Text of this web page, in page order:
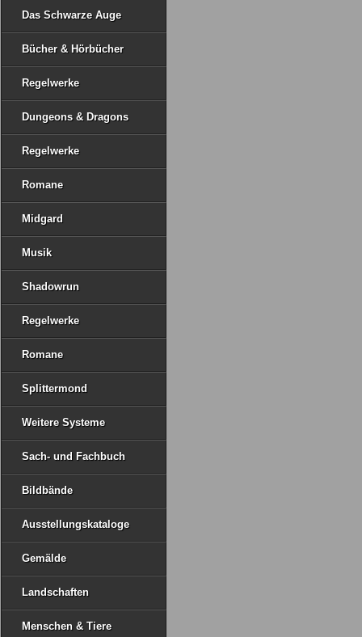
Das Schwarze Auge
Bücher & Hörbücher
Regelwerke
Dungeons & Dragons
Regelwerke
Romane
Midgard
Musik
Shadowrun
Regelwerke
Romane
Splittermond
Weitere Systeme
Sach- und Fachbuch
Bildbände
Ausstellungskataloge
Gemälde
Landschaften
Menschen & Tiere